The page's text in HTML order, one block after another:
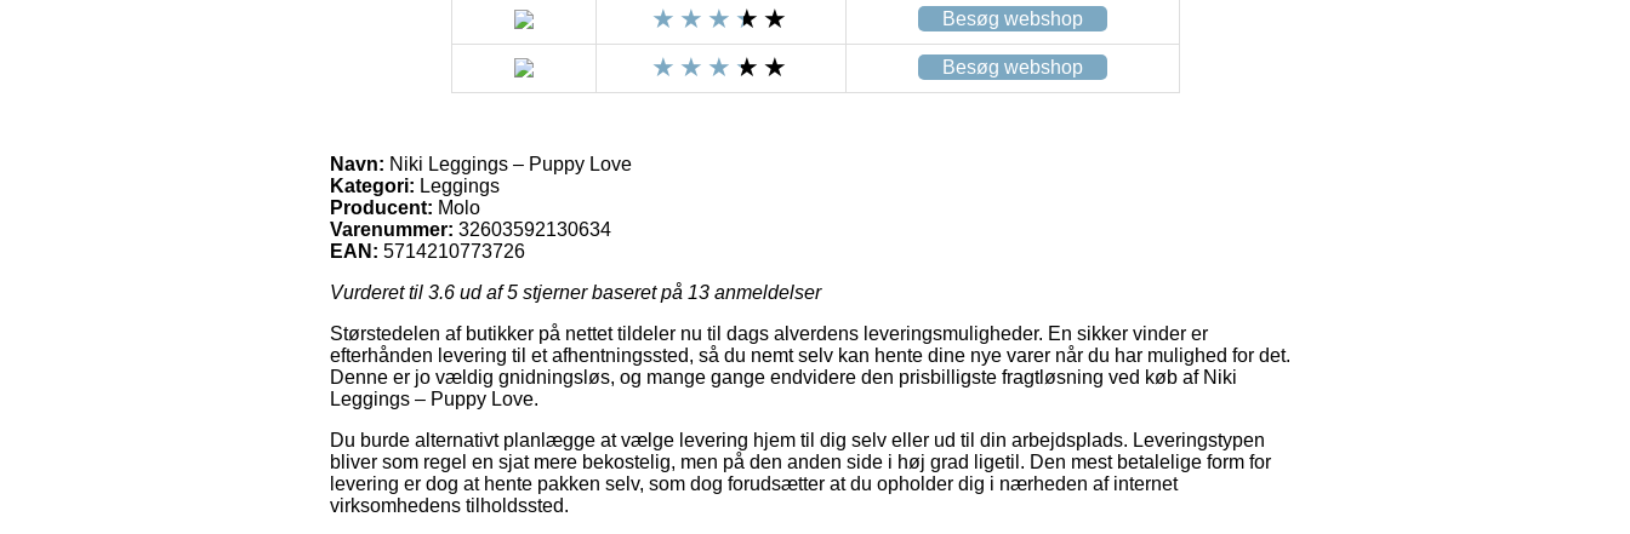
Besøg webshop
Besøg webshop
Navn: Niki Leggings – Puppy Love
Kategori: Leggings
Producent: Molo
Varenummer: 32603592130634
EAN: 5714210773726
Vurderet til 3.6 ud af 5 stjerner baseret på 13 anmeldelser
Størstedelen af butikker på nettet tildeler nu til dags alverdens leveringsmuligheder. En sikker vinder er
efterhånden levering til et afhentningssted, så du nemt selv kan hente dine nye varer når du har mulighed for det.
Denne er jo vældig gnidningsløs, og mange gange endvidere den prisbilligste fragtløsning ved køb af Niki
Leggings – Puppy Love.
Du burde alternativt planlægge at vælge levering hjem til dig selv eller ud til din arbejdsplads. Leveringstypen
bliver som regel en sjat mere bekostelig, men på den anden side i høj grad ligetil. Den mest betalelige form for
levering er dog at hente pakken selv, som dog forudsætter at du opholder dig i nærheden af internet
virksomhedens tilholdssted.